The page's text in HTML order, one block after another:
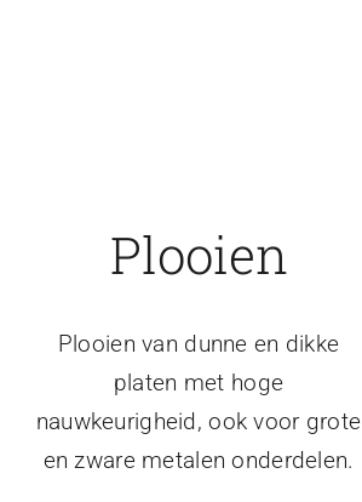
Plooien
Plooien van dunne en dikke
platen met hoge
nauwkeurigheid, ook voor grote
en zware metalen onderdelen.